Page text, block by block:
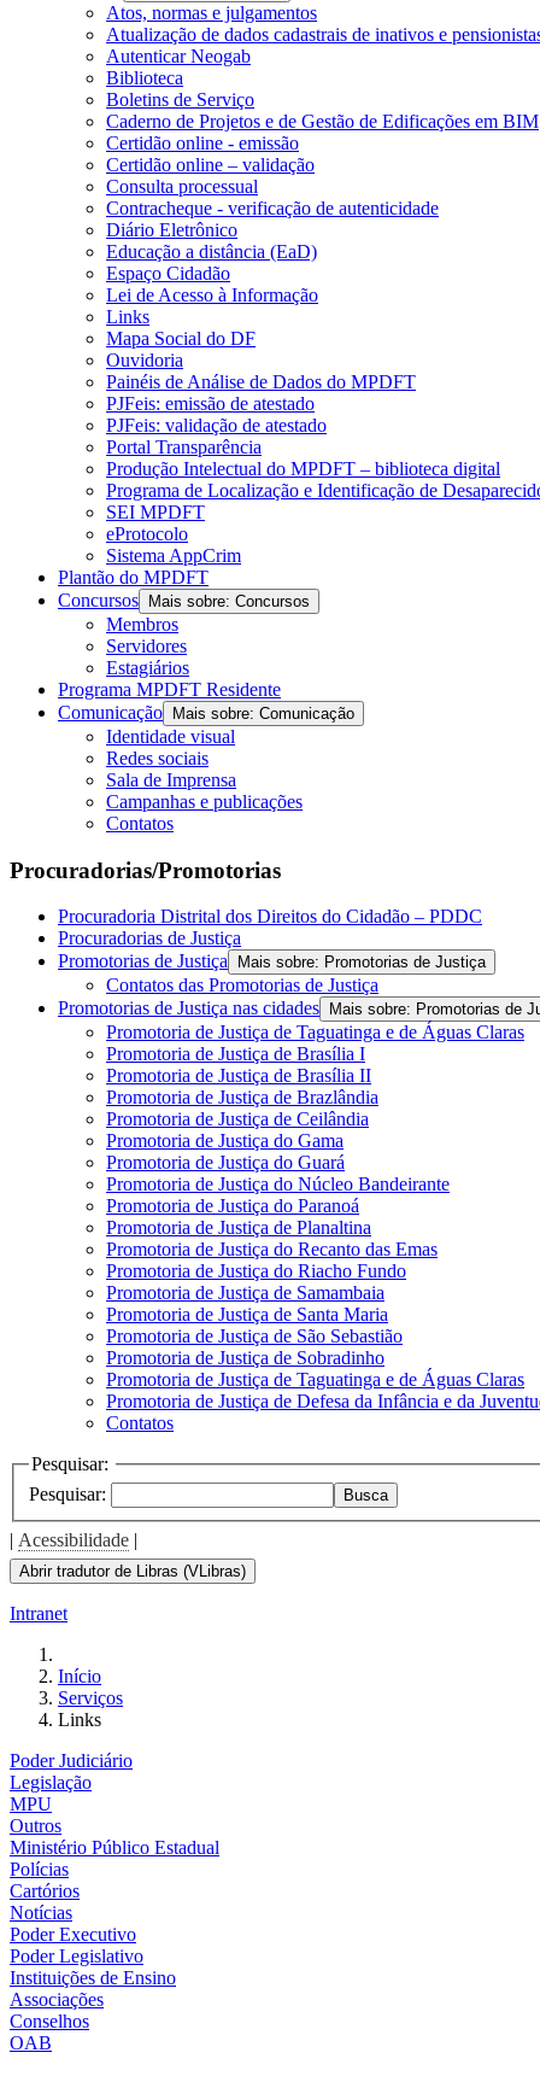
Atos, normas e julgamentos
Atualização de dados cadastrais de inativos e
Autenticar Neogab
Biblioteca
Boletins de Serviço
Caderno de Projetos e de Gestão de Edificações em BIM
Certidão online - emissão
Certidão online – validação
Consulta processual
Contracheque - verificação de autenticidade
Diário Eletrônico
Educação a distância (EaD)
Espaço Cidadão
Lei de Acesso à Informação
Links
Mapa Social do DF
Ouvidoria
Painéis de Análise de Dados do MPDFT
PJFeis: emissão de atestado
PJFeis: validação de atestado
Portal Transparência
Produção Intelectual do MPDFT – biblioteca digital
Programa de Localização e Identificação de
SEI MPDFT
eProtocolo
Sistema AppCrim
Plantão do MPDFT
Concursos
Mais sobre: Concursos
Membros
Servidores
Estagiários
Programa MPDFT Residente
Comunicação
Mais sobre: Comunicação
Identidade visual
Redes sociais
Sala de Imprensa
Campanhas e publicações
Contatos
Procuradorias/Promotorias
Procuradoria Distrital dos Direitos do Cidadão – PDDC
Procuradorias de Justiça
Promotorias de Justiça
Mais sobre: Promotorias de Justiça
Contatos das Promotorias de Justiça
Promotorias de Justiça nas cidades
Mais sobre: Promotorias de
Promotoria de Justiça de Taguatinga e de Águas Claras
Promotoria de Justiça de Brasília I
Promotoria de Justiça de Brasília II
Promotoria de Justiça de Brazlândia
Promotoria de Justiça de Ceilândia
Promotoria de Justiça do Gama
Promotoria de Justiça do Guará
Promotoria de Justiça do Núcleo Bandeirante
Promotoria de Justiça do Paranoá
Promotoria de Justiça de Planaltina
Promotoria de Justiça do Recanto das Emas
Promotoria de Justiça do Riacho Fundo
Promotoria de Justiça de Samambaia
Promotoria de Justiça de Santa Maria
Promotoria de Justiça de São Sebastião
Promotoria de Justiça de Sobradinho
Promotoria de Justiça de Taguatinga e de Águas Claras
Promotoria de Justiça de Defesa da Infância e da
Contatos
Pesquisar:
Pesquisar:
Busca
| Acessibilidade |
Abrir tradutor de Libras (VLibras)
Intranet
Início
Serviços
Links
Poder Judiciário
Legislação
MPU
Outros
Ministério Público Estadual
Polícias
Cartórios
Notícias
Poder Executivo
Poder Legislativo
Instituições de Ensino
Associações
Conselhos
OAB